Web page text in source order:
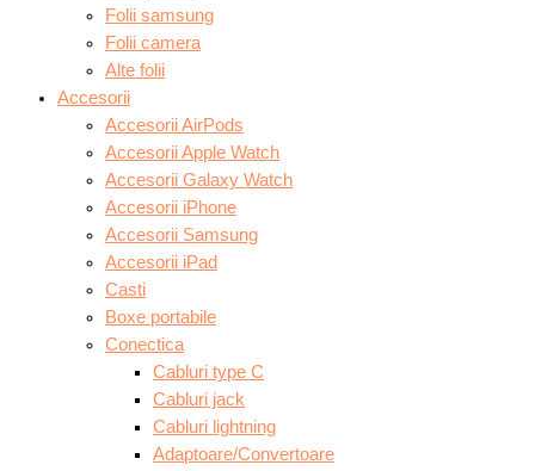
Folii samsung
Folii camera
Alte folii
Accesorii
Accesorii AirPods
Accesorii Apple Watch
Accesorii Galaxy Watch
Accesorii iPhone
Accesorii Samsung
Accesorii iPad
Casti
Boxe portabile
Conectica
Cabluri type C
Cabluri jack
Cabluri lightning
Adaptoare/Convertoare